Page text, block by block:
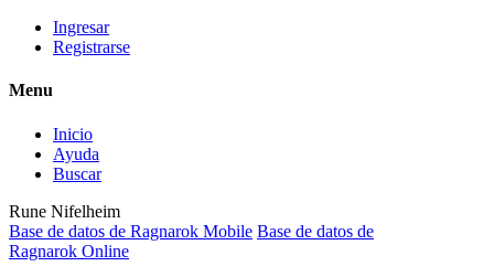
Ingresar
Registrarse
Menu
Inicio
Ayuda
Buscar
Rune Nifelheim
Base de datos de Ragnarok Mobile Base de datos de
Ragnarok Online